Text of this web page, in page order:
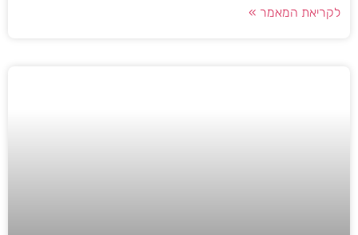
לקריאת המאמר »